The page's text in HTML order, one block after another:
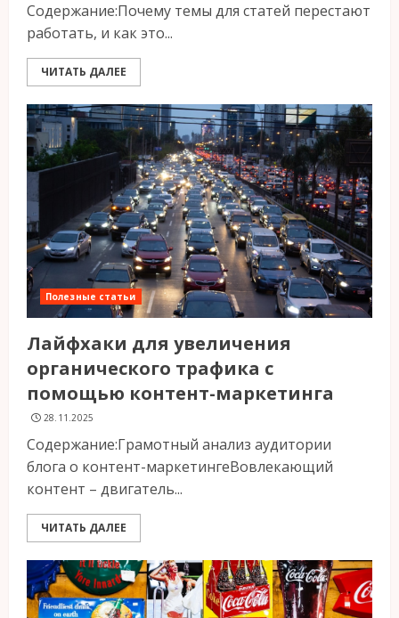
Содержание:Почему темы для статей перестают
работать, и как это...
ЧИТАТЬ ДАЛЕЕ
Полезные статьи
Лайфхаки для увеличения
органического трафика с
помощью контент-маркетинга
28.11.2025
Содержание:Грамотный анализ аудитории
блога о контент-маркетингеВовлекающий
контент – двигатель...
ЧИТАТЬ ДАЛЕЕ